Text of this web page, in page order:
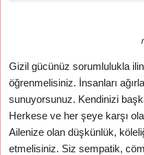
Gizil gücünüz sorumlulukla
öğrenmelisiniz. İnsanları
sunuyorsunuz. Kendinizi
Herkese ve her şeye karşı
Ailenize olan düşkünlük,
etmelisiniz. Siz sempatik,